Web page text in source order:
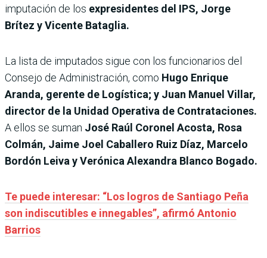
imputación de los expresidentes del IPS, Jorge
Brítez y Vicente Bataglia.
La lista de imputados sigue con los funcionarios del
Consejo de Administración, como Hugo Enrique
Aranda, gerente de Logística; y Juan Manuel Villar,
director de la Unidad Operativa de Contrataciones.
A ellos se suman José Raúl Coronel Acosta, Rosa
Colmán, Jaime Joel Caballero Ruiz Díaz, Marcelo
Bordón Leiva y Verónica Alexandra Blanco Bogado.
Te puede interesar: “Los logros de Santiago Peña
son indiscutibles e innegables”, afirmó Antonio
Barrios